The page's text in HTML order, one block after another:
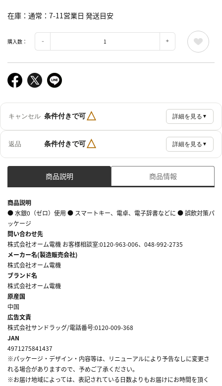
在庫 通常：7-11営業日 発送目安
購入数：
キャンセル 条件付きで可△ 詳細を見る ▼
返品 条件付きで可△ 詳細を見る ▼
商品説明 商品情報
商品説明
● 水銀0（ゼロ）使用 ● スマートキー、電卓、電子辞書などに ● 誤飲対策パ
ッケージ
問い合わせ先
株式会社オーム電機 お客様相談室:0120-963-006、048-992-2735
メーカー名(製造販売会社)
株式会社オーム電機
ブランド名
株式会社オーム電機
原産国
中国
広告文責
株式会社サンドラッグ/電話番号:0120-009-368
JAN
4971275841437
※パッケージ・デザイン・内容等は、リニューアルにより予告なしに変更さ
れる場合がありますので、予めご了承ください。
※お届け地域によっては、表記されている日数よりもお届けにお時間を頂く